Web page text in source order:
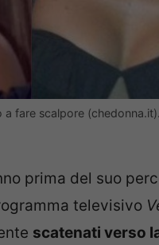
fare scalpore
prima del suo
televisivo
scatenati verso